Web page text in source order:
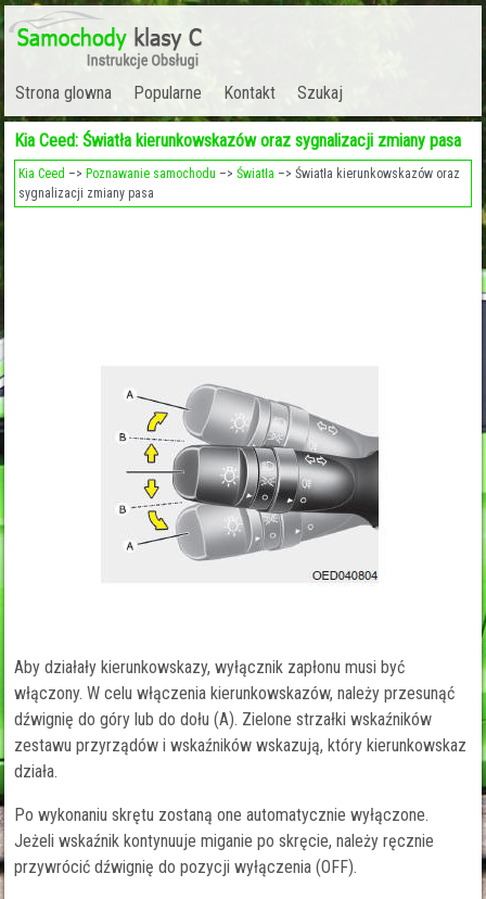
Strona glowna Popularne Kontakt Szukaj
Kia Ceed: Światła kierunkowskazów oraz sygnalizacji zmiany pasa
Kia Ceed –> Poznawanie samochodu –>Światła –> Światła kierunkowskazów oraz
sygnalizacji zmiany pasa
Aby działały kierunkowskazy, wyłącznik zapłonu musi być
włączony. W celu włączenia kierunkowskazów, należy przesunąć
dźwignię do góry lub do dołu (A). Zielone strzałki wskaźników
zestawu przyrządów i wskaźników wskazują, który kierunkowskaz
działa.
Po wykonaniu skrętu zostaną one automatycznie wyłączone.
Jeżeli wskaźnik kontynuuje miganie po skręcie, należy ręcznie
przywrócić dźwignię do pozycji wyłączenia (OFF).